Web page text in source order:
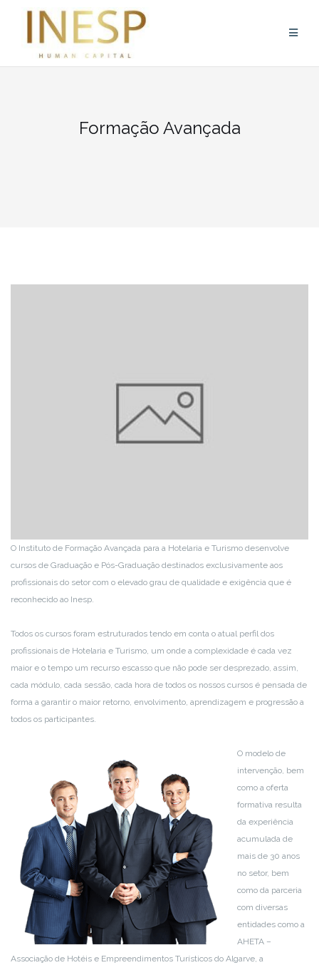
content
Formação Avançada
O Instituto de Formação Avançada para a Hotelaria e Turismo desenvolve
cursos de Graduação e Pós-Graduação destinados exclusivamente aos
profissionais do setor com o elevado grau de qualidade e exigência que é
reconhecido ao Inesp.
Todos os cursos foram estruturados tendo em conta o atual perfil dos
profissionais de Hotelaria e Turismo, um onde a complexidade é cada vez
maior e o tempo um recurso escasso que não pode ser desprezado, assim,
cada módulo, cada sessão, cada hora de todos os nossos cursos é pensada de
forma a garantir o maior retorno, envolvimento, aprendizagem e progressão a
todos os participantes.
O modelo de
intervenção, bem
como a oferta
formativa resulta
da experiência
acumulada de
mais de 30 anos
no setor, bem
como da parceria
com diversas
entidades como a
AHETA –
Associação de Hotéis e Empreendimentos Turísticos do Algarve, a